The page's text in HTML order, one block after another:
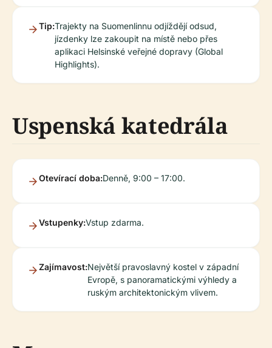
Tip:Trajekty na Suomenlinnu odjíždějí odsud,
jízdenky lze zakoupit na místě nebo přes
aplikaci Helsinské veřejné dopravy (Global
Highlights).
Uspenská katedrála
Otevírací doba:Denně, 9:00 – 17:00.
Vstupenky:Vstup zdarma.
Zajímavost:Největší pravoslavný kostel v západní
Evropě, s panoramatickými výhledy a
ruským architektonickým vlivem.